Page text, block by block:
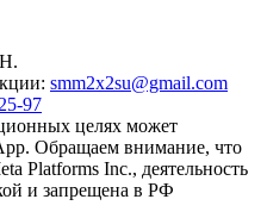
smm2x2su@gmail.com
97
целях может
Обращаем внимание, что
Platforms Inc., деятельность
и запрещена в РФ